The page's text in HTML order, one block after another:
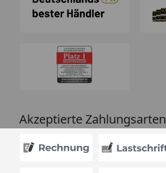
Akzeptierte Zahlungsarten